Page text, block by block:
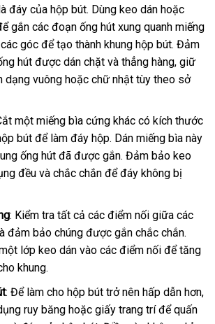
đáy của hộp bút. Dùng keo dán hoặc
gắn các đoạn ống hút xung quanh miếng
góc để tạo thành khung hộp bút. Đảm
hút được dán chặt và thẳng hàng, giữ
dạng vuông hoặc chữ nhật tùy theo sở
một miếng bìa cứng khác có kích thước
bút để làm đáy hộp. Dán miếng bìa này
ống hút đã được gắn. Đảm bảo keo
đều và chắc chắn để đáy không bị
: Kiểm tra tất cả các điểm nối giữa các
đảm bảo chúng được gắn chắc chắn.
lớp keo dán vào các điểm nối để tăng
khung.
: Để làm cho hộp bút trở nên hấp dẫn hơn,
ruy băng hoặc giấy trang trí để quấn